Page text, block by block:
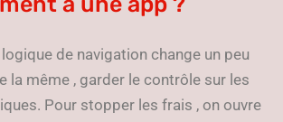
de navigation change un peu
la même , garder le contrôle sur les
Pour stopper les frais , on ouvre